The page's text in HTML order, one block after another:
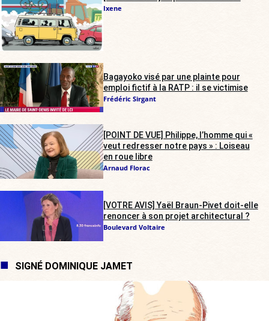
Ixene
Bagayoko visé par une plainte pour
emploi fictif à la RATP : il se victimise
Frédéric Sirgant
[POINT DE VUE] Philippe, l’homme qui «
veut redresser notre pays » : Loiseau
en roue libre
Arnaud Florac
[VOTRE AVIS] Yaël Braun-Pivet doit-elle
renoncer à son projet architectural ?
Boulevard Voltaire
SIGNÉ DOMINIQUE JAMET